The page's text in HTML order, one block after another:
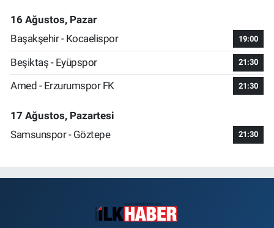
16 Ağustos, Pazar
Başakşehir - Kocaelispor
19:00
Beşiktaş - Eyüpspor 21:30
Amed - Erzurumspor FK 21:30
17 Ağustos, Pazartesi
Samsunspor - Göztepe
21:30